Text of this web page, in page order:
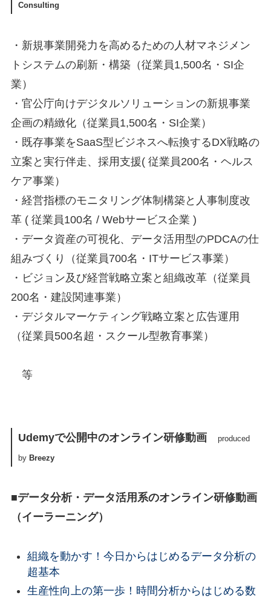
Consulting
・新規事業開発力を高めるための人材マネジメン
トシステムの刷新・構築（従業員1,500名・SI企
業）
・官公庁向けデジタルソリューションの新規事業
企画の精緻化（従業員1,500名・SI企業）
・既存事業をSaaS型ビジネスへ転換するDX戦略の
立案と実行伴走、採用支援( 従業員200名・ヘルス
ケア事業）
・経営指標のモニタリング体制構築と人事制度改
革 ( 従業員100名 / Webサービス企業 )
・データ資産の可視化、データ活用型のPDCAの仕
組みづくり（従業員700名・ITサービス事業）
・ビジョン及び経営戦略立案と組織改革（従業員
200名・建設関連事業）
・デジタルマーケティング戦略立案と広告運用
（従業員500名超・スクール型教育事業）
等
Udemyで公開中のオンライン研修動画 produced
by Breezy
■データ分析・データ活用系のオンライン研修動画
（イーラーニング）
組織を動かす！今日からはじめるデータ分析の
超基本
生産性向上の第一歩！時間分析からはじめる数